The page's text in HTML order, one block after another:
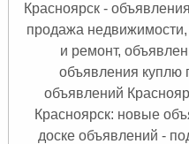
Красноярск-
продажа недвижимости,
и ремонт,
объявления куплю
объявлений
Красноярск: новые
доске объявлений -